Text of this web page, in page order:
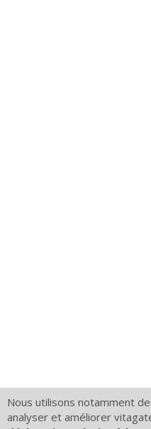
Nous utilisons notamment
analyser et améliorer